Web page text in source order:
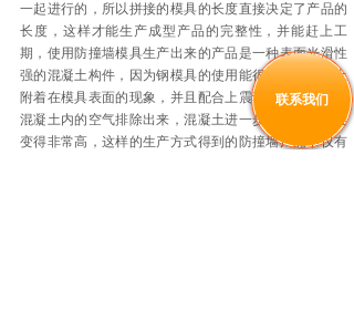
一起进行的，所以拼接的模具的长度直接决定了产品的
长度，这样才能生产成型产品的完整性，并能赶上工
期，使用防撞墙模具生产出来的产品是一种表面光滑性
强的混凝土构件，因为钢模具的使用能很好减少混凝土
附着在模具表面的现象，并且配合上震动棒的使用，将
混凝土内的空气排除出来，混凝土进一步沉淀后密度会
变得非常高，这样的生产方式得到的防撞墙产品不仅有
联系我们